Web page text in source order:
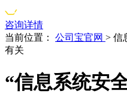
咨询详情
当前位置：
公司宝官网 > 信
有关
“信息系统安